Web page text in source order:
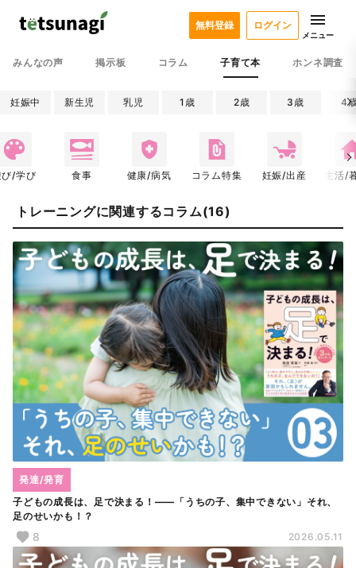
みんなの声 掲示板 コラム 子育て本 ホンネ調査
無料登録 ログイン
メニュー
妊娠中 新生児 乳児 1歳 2歳 3歳 4
び/学び 食事 健康/病気 コラム特集 妊娠/出産 生活/
トレーニングに関連するコラム(16)
子どもの成長は、足で決まる！――「うちの子、集中できない」それ、
足のせいかも！？
発達/発育
8 2026.05.11